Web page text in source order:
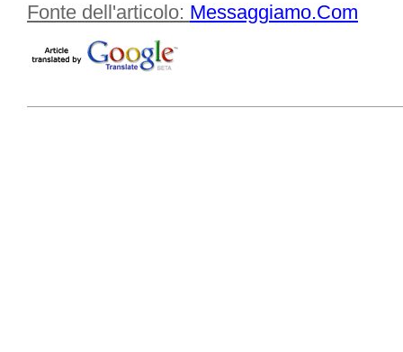
Fonte dell'articolo: Messaggiamo.Com